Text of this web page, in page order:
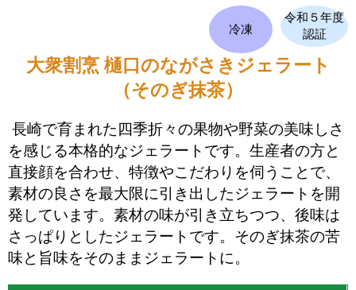
令和５年度
認証
冷凍
大衆割烹 樋口のながさきジェラート
（そのぎ抹茶）
長崎で育まれた四季折々の果物や野菜の美味しさ
を感じる本格的なジェラートです。生産者の方と
直接顔を合わせ、特徴やこだわりを伺うことで、
素材の良さを最大限に引き出したジェラートを開
発しています。素材の味が引き立ちつつ、後味は
さっぱりとしたジェラートです。そのぎ抹茶の苦
味と旨味をそのままジェラートに。